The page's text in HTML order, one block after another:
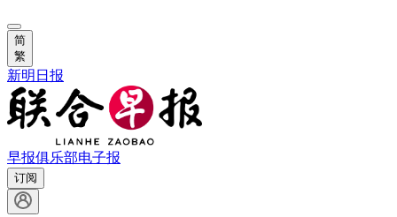
简
繁
新明日报
早报俱乐部电子报
订阅